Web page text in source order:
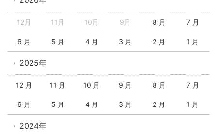
12月 11月 10月 9月 8 月 7 月
6 月 5 月 4 月 3 月 2 月 1 月
2025年
12 月 11 月 10 月 9 月 8 月 7 月
6 月 5 月 4 月 3 月 2 月 1 月
2024年